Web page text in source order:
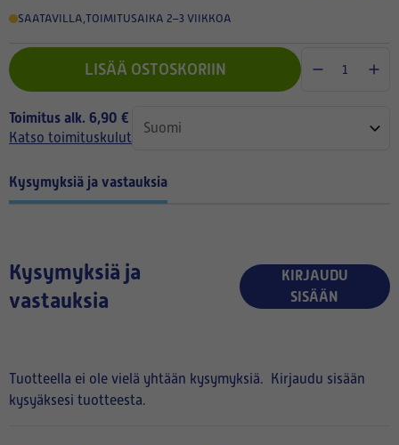
SAATAVILLA,TOIMITUSAIKA 2–3 VIIKKOA
LISÄÄ OSTOSKORIIN
Toimitus alk. 6,90 €
Katso toimituskulut
Kysymyksiä ja vastauksia
Kysymyksiä ja
vastauksia
KIRJAUDU
SISÄÄN
Tuotteella ei ole vielä yhtään kysymyksiä.
Kirjaudu sisään
kysyäksesi tuotteesta.